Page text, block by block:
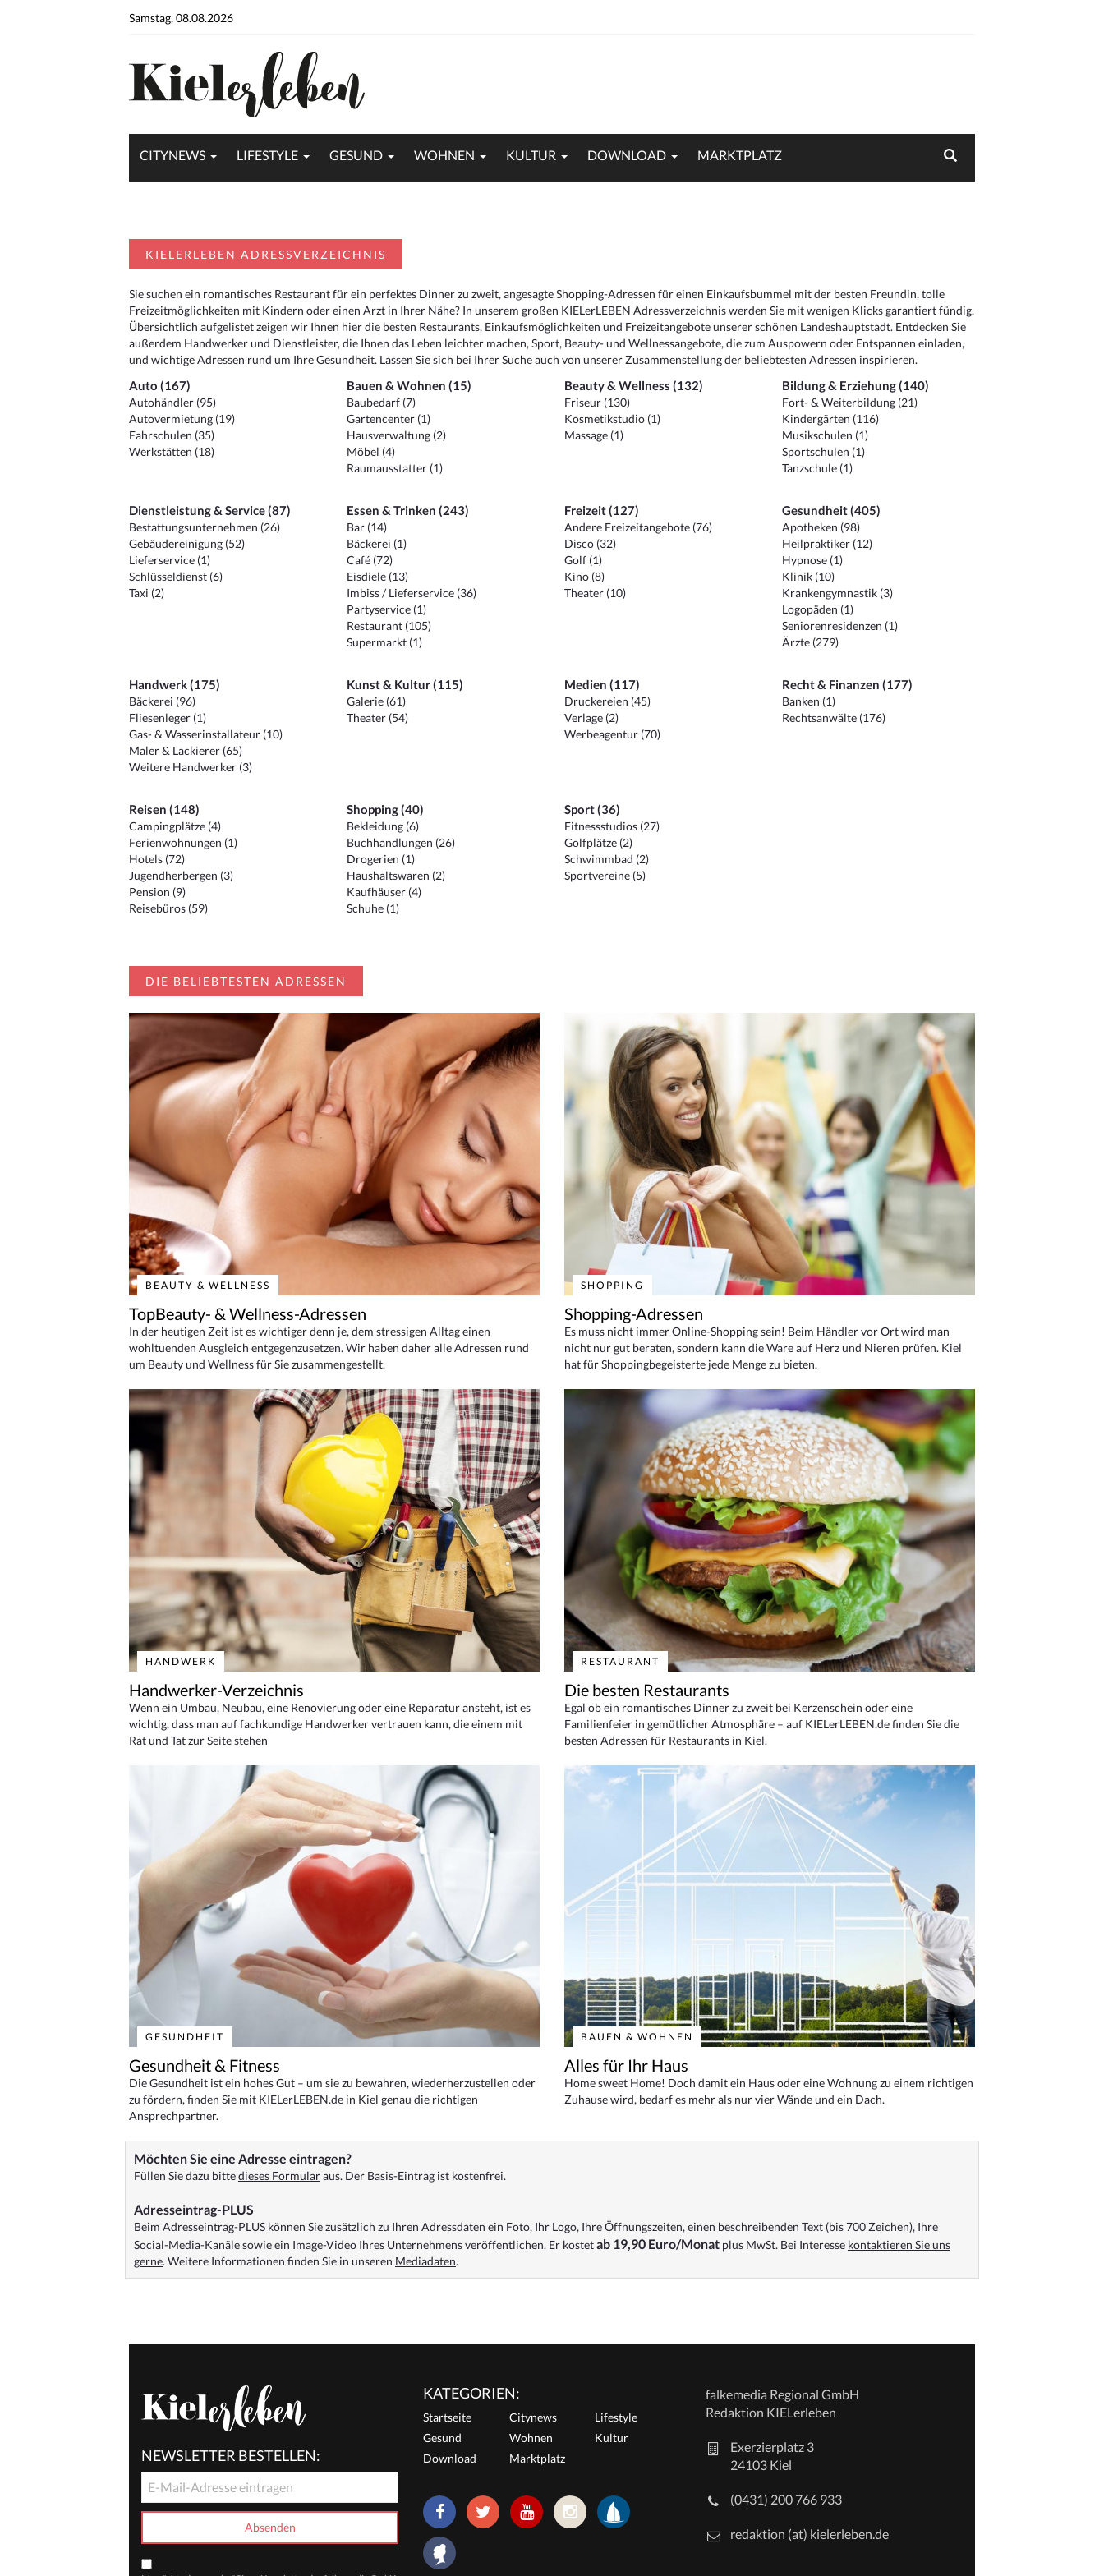
Samstag, 08.08.2026
CITYNEWS LIFESTYLE GESUND WOHNEN KULTUR DOWNLOAD MARKTPLATZ
KIELERLEBEN ADRESSVERZEICHNIS
Sie suchen ein romantisches Restaurant für ein perfektes Dinner zu zweit, angesagte Shopping-Adressen für einen Einkaufsbummel mit der besten Freundin, tolle
Freizeitmöglichkeiten mit Kindern oder einen Arzt in Ihrer Nähe? In unserem großen KIELerLEBEN Adressverzeichnis werden Sie mit wenigen Klicks garantiert fündig.
Übersichtlich aufgelistet zeigen wir Ihnen hier die besten Restaurants, Einkaufsmöglichkeiten und Freizeitangebote unserer schönen Landeshauptstadt. Entdecken Sie
außerdem Handwerker und Dienstleister, die Ihnen das Leben leichter machen, Sport, Beauty- und Wellnessangebote, die zum Auspowern oder Entspannen einladen,
und wichtige Adressen rund um Ihre Gesundheit. Lassen Sie sich bei Ihrer Suche auch von unserer Zusammenstellung der beliebtesten Adressen inspirieren.
Auto (167)
Autohändler (95)
Autovermietung (19)
Fahrschulen (35)
Werkstätten (18)
Bauen & Wohnen (15)
Baubedarf (7)
Gartencenter (1)
Hausverwaltung (2)
Möbel (4)
Raumausstatter (1)
Beauty & Wellness (132)
Friseur (130)
Kosmetikstudio (1)
Massage (1)
Bildung & Erziehung (140)
Fort- & Weiterbildung (21)
Kindergärten (116)
Musikschulen (1)
Sportschulen (1)
Tanzschule (1)
Dienstleistung & Service (87)
Bestattungsunternehmen (26)
Gebäudereinigung (52)
Lieferservice (1)
Schlüsseldienst (6)
Taxi (2)
Essen & Trinken (243)
Bar (14)
Bäckerei (1)
Café (72)
Eisdiele (13)
Imbiss / Lieferservice (36)
Partyservice (1)
Restaurant (105)
Supermarkt (1)
Freizeit (127)
Andere Freizeitangebote (76)
Disco (32)
Golf (1)
Kino (8)
Theater (10)
Gesundheit (405)
Apotheken (98)
Heilpraktiker (12)
Hypnose (1)
Klinik (10)
Krankengymnastik (3)
Logopäden (1)
Seniorenresidenzen (1)
Ärzte (279)
Handwerk (175)
Bäckerei (96)
Fliesenleger (1)
Gas- & Wasserinstallateur (10)
Maler & Lackierer (65)
Weitere Handwerker (3)
Kunst & Kultur (115)
Galerie (61)
Theater (54)
Medien (117)
Druckereien (45)
Verlage (2)
Werbeagentur (70)
Recht & Finanzen (177)
Banken (1)
Rechtsanwälte (176)
Reisen (148)
Campingplätze (4)
Ferienwohnungen (1)
Hotels (72)
Jugendherbergen (3)
Pension (9)
Reisebüros (59)
Shopping (40)
Bekleidung (6)
Buchhandlungen (26)
Drogerien (1)
Haushaltswaren (2)
Kaufhäuser (4)
Schuhe (1)
Sport (36)
Fitnessstudios (27)
Golfplätze (2)
Schwimmbad (2)
Sportvereine (5)
DIE BELIEBTESTEN ADRESSEN
BEAUTY & WELLNESS
TopBeauty- & Wellness-Adressen
In der heutigen Zeit ist es wichtiger denn je, dem stressigen Alltag einen
wohltuenden Ausgleich entgegenzusetzen. Wir haben daher alle Adressen rund
um Beauty und Wellness für Sie zusammengestellt.
SHOPPING
Shopping-Adressen
Es muss nicht immer Online-Shopping sein! Beim Händler vor Ort wird man
nicht nur gut beraten, sondern kann die Ware auf Herz und Nieren prüfen. Kiel
hat für Shoppingbegeisterte jede Menge zu bieten.
HANDWERK
Handwerker-Verzeichnis
Wenn ein Umbau, Neubau, eine Renovierung oder eine Reparatur ansteht, ist es
wichtig, dass man auf fachkundige Handwerker vertrauen kann, die einem mit
Rat und Tat zur Seite stehen
RESTAURANT
Die besten Restaurants
Egal ob ein romantisches Dinner zu zweit bei Kerzenschein oder eine
Familienfeier in gemütlicher Atmosphäre – auf KIELerLEBEN.de finden Sie die
besten Adressen für Restaurants in Kiel.
GESUNDHEIT
Gesundheit & Fitness
Die Gesundheit ist ein hohes Gut – um sie zu bewahren, wiederherzustellen oder
zu fördern, finden Sie mit KIELerLEBEN.de in Kiel genau die richtigen
Ansprechpartner.
BAUEN & WOHNEN
Alles für Ihr Haus
Home sweet Home! Doch damit ein Haus oder eine Wohnung zu einem richtigen
Zuhause wird, bedarf es mehr als nur vier Wände und ein Dach.
Möchten Sie eine Adresse eintragen?
Füllen Sie dazu bittedieses Formularaus. Der Basis-Eintrag ist kostenfrei.
Adresseintrag-PLUS
Beim Adresseintrag-PLUS können Sie zusätzlich zu Ihren Adressdaten ein Foto, Ihr Logo, Ihre Öffnungszeiten, einen beschreibenden Text (bis 700 Zeichen), Ihre
Social-Media-Kanäle sowie ein Image-Video Ihres Unternehmens veröffentlichen. Er kostetab 19,90 Euro/Monat plus MwSt. Bei Interesse kontaktieren Sie uns
gerne. Weitere Informationen finden Sie in unseren Mediadaten.
NEWSLETTER BESTELLEN:
KATEGORIEN:
Startseite Citynews
Lifestyle
Gesund
Wohnen
Kultur
Download
Marktplatz
falkemedia Regional GmbH
Redaktion KIELerleben
Exerzierplatz 3
24103 Kiel
(0431) 200 766 933
redaktion (at) kielerleben.de